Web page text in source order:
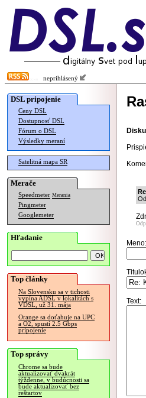
neprihlásený
DSL pripojenie
Ceny DSL
Dostupnosť DSL
Fórum o DSL
Výsledky meraní
Satelitná mapa SR
Merače
Speedmeter Merania
Pingmeter
Googlemeter
Hľadanie
Top články
Na Slovensku sa v tichosti
vypína ADSL v lokalitách s
VDSL, už 31. mája
Orange sa doťahuje na UPC
a O2, spustí 2.5 Gbps
pripojenie
Top správy
Chrome sa bude
aktualizovať dvakrát
týždenne, v budúcnosti sa
bude aktualizovať bez
reštartov
Meno:
Text: